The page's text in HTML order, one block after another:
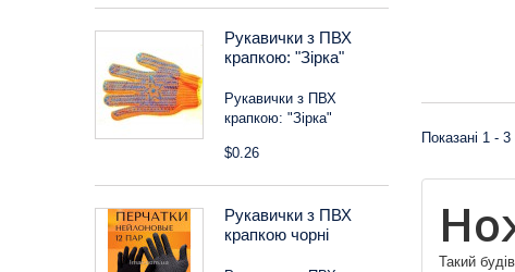
Рукавички з ПВХ
крапкою: "Зірка"
Рукавички з ПВХ
крапкою: "Зірка"
$0.26
Рукавички з ПВХ
крапкою чорні
Показані 1 - 3
Такий